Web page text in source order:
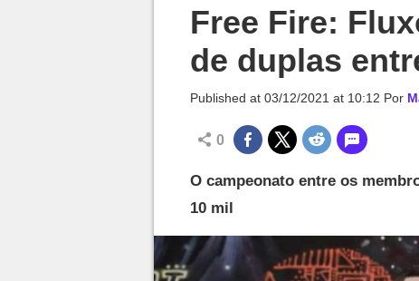
Free Fire:
de duplas
Published at 03/12/2021 at 10:12 Por
0
O campeonato entre os
10 mil